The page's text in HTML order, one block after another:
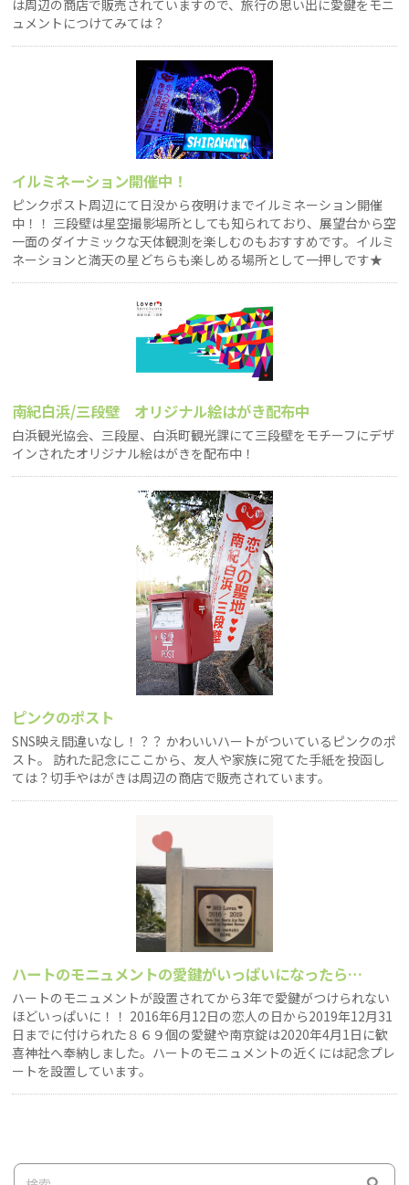
は周辺の商店で販売されていますので、旅行の思い出に愛鍵をモニ
ュメントにつけてみては？
イルミネーション開催中！
ピンクポスト周辺にて日没から夜明けまでイルミネーション開催
中！！ 三段壁は星空撮影場所としても知られており、展望台から空
一面のダイナミックな天体観測を楽しむのもおすすめです。イルミ
ネーションと満天の星どちらも楽しめる場所として一押しです★
南紀白浜/三段壁 オリジナル絵はがき配布中
白浜観光協会、三段屋、白浜町観光課にて三段壁をモチーフにデザ
インされたオリジナル絵はがきを配布中！
ピンクのポスト
SNS映え間違いなし！？？ かわいいハートがついているピンクのポ
スト。 訪れた記念にここから、友人や家族に宛てた手紙を投函し
ては？切手やはがきは周辺の商店で販売されています。
ハートのモニュメントの愛鍵がいっぱいになったら…
ハートのモニュメントが設置されてから3年で愛鍵がつけられない
ほどいっぱいに！！ 2016年6月12日の恋人の日から2019年12月31
日までに付けられた８６９個の愛鍵や南京錠は2020年4月1日に歓
喜神社へ奉納しました。ハートのモニュメントの近くには記念プレ
ートを設置しています。